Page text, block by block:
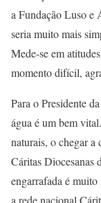
a Fundação Luso e
seria muito mais
Mede-se em
momento difícil,
Para o Presidente
água é um bem
naturais, o chegar a
Cáritas Diocesanas
engarrafada é
a rede nacional